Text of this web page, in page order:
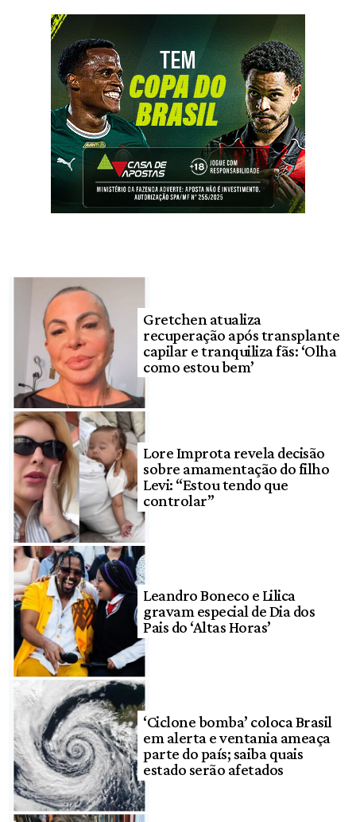
Gretchen atualiza
recuperação após transplante
capilar e tranquiliza fãs: ‘Olha
como estou bem’
Lore Improta revela decisão
sobre amamentação do filho
Levi: “Estou tendo que
controlar”
Leandro Boneco e Lilica
gravam especial de Dia dos
Pais do ‘Altas Horas’
‘Ciclone bomba’ coloca Brasil
em alerta e ventania ameaça
parte do país; saiba quais
estado serão afetados